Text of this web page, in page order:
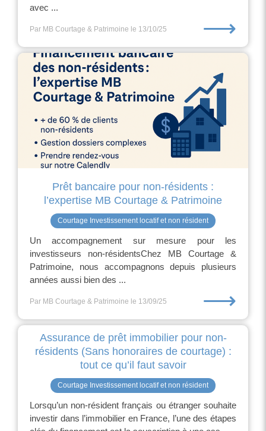
avec ...
Par MB Courtage & Patrimoine le 13/10/25 ⟶
Prêt bancaire pour non-résidents :
l’expertise MB Courtage & Patrimoine
Courtage Investissement locatif et non résident
Un accompagnement sur mesure pour les
investisseurs non-résidentsChez MB Courtage &
Patrimoine, nous accompagnons depuis plusieurs
années aussi bien des ...
Par MB Courtage & Patrimoine le 13/09/25 ⟶
Assurance de prêt immobilier pour non-
résidents (Sans honoraires de courtage) :
tout ce qu’il faut savoir
Courtage Investissement locatif et non résident
Lorsqu’un non-résident français ou étranger souhaite
investir dans l’immobilier en France, l’une des étapes